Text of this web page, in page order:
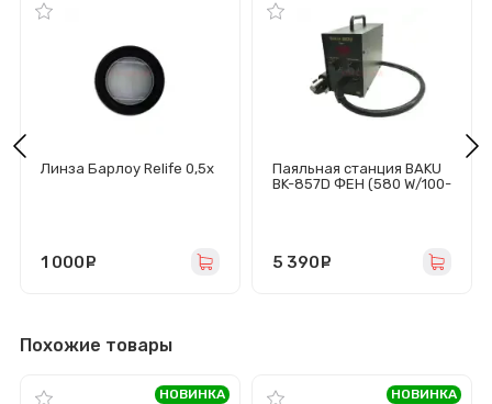
Линза Барлоу Relife 0,5x
1 000
Паяльная станция BAKU
BK-857D ФЕН (580 W/100-
5 390
Похожие товары
НОВИНКА НОВИНКА